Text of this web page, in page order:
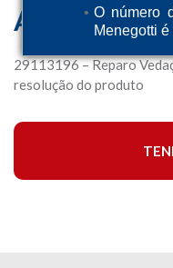
O número
Menegotti
Airless
29113196 – Reparo
resolução do produto